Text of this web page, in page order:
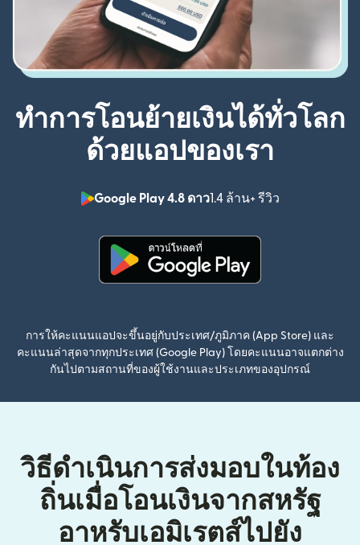
ทำการโอนย้ายเงินได้ทั่วโลก
ด้วยแอปของเรา
Google Play 4.8 ดาว1.4 ล้าน+ รีวิว
(เปิดในหน้าต่
การให้คะแนนแอปจะขึ้นอยู่กับประเทศ/ภูมิภาค (App Store) และ
คะแนนล่าสุดจากทุกประเทศ (Google Play) โดยคะแนนอาจแตกต่าง
กันไปตามสถานที่ของผู้ใช้งานและประเภทของอุปกรณ์
วิธีดำเนินการส่งมอบในท้อง
ถิ่นเมื่อโอนเงินจากสหรัฐ
อาหรับเอมิเรตส์ไปยัง